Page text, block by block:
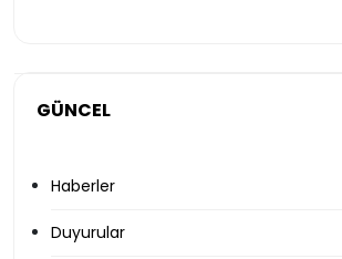
GÜNCEL
Haberler
Duyurular